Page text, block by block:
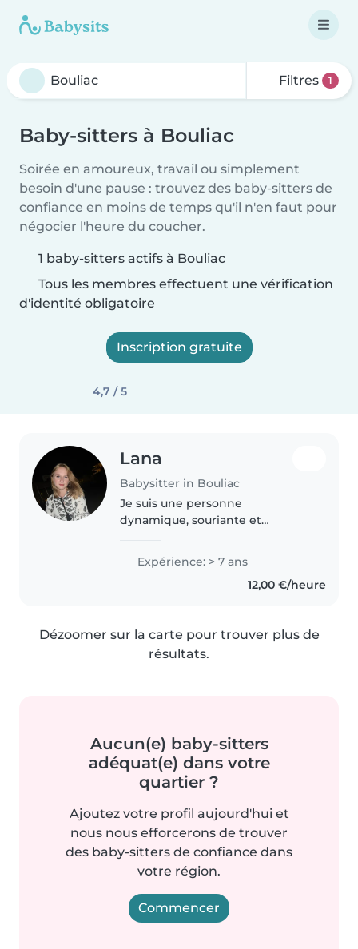
Filtres 1
Baby-sitters à Bouliac
Soirée en amoureux, travail ou simplement
besoin d'une pause : trouvez des baby-sitters de
confiance en moins de temps qu'il n'en faut pour
négocier l'heure du coucher.
1 baby-sitters actifs à Bouliac
Tous les membres effectuent une vérification
d'identité obligatoire
Inscription gratuite
4,7 / 5
Lana
Babysitter in Bouliac
Je suis une personne
dynamique, souriante et
être active au quotidien. J'adore
travailler avec les enfants, jouer
avec eux, discuter et créer un
Expérience: > 7 ans
12,00 €/heure
Dézoomer sur la carte pour trouver plus de
résultats.
Aucun(e) baby-sitters
adéquat(e) dans votre
quartier ?
Ajoutez votre profil aujourd'hui et
nous nous efforcerons de trouver
des baby-sitters de confiance dans
votre région.
Commencer